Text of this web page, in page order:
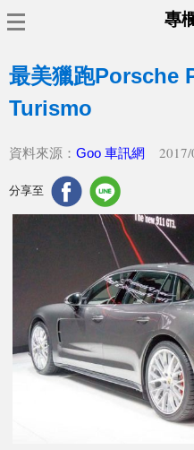
專
最美獵跑Porsche
Turismo
資料來源： Goo 車訊網 2017/
分享至